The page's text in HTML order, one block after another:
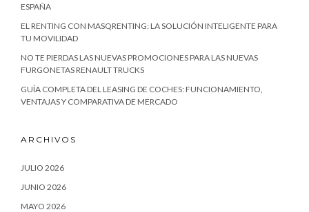
ESPAÑA
EL RENTING CON MASQRENTING: LA SOLUCIÓN INTELIGENTE PARA
TU MOVILIDAD
NO TE PIERDAS LAS NUEVAS PROMOCIONES PARA LAS NUEVAS
FURGONETAS RENAULT TRUCKS
GUÍA COMPLETA DEL LEASING DE COCHES: FUNCIONAMIENTO,
VENTAJAS Y COMPARATIVA DE MERCADO
ARCHIVOS
JULIO 2026
JUNIO 2026
MAYO 2026